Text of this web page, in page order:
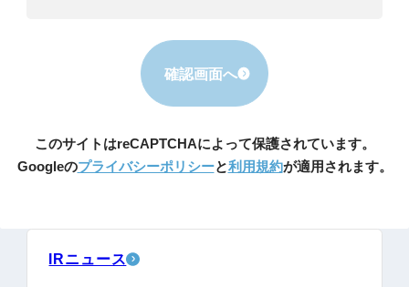
確認画面へ
このサイトはreCAPTCHAによって保護されています。
Googleのプライバシーポリシーと利用規約が適用されます。
IRニュース